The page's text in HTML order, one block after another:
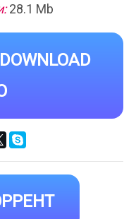
28.1 Mb